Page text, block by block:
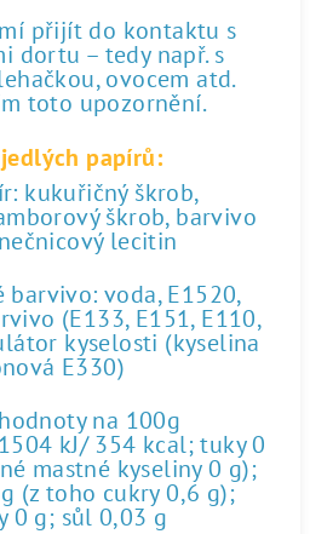
přijít do kontaktu s
dortu – tedy např. s
ovocem atd.
toto upozornění.
papírů:
kukuřičný škrob,
škrob, barvivo
lecitin
voda, E1520,
(E133, E151, E110,
kyselosti (kyselina
E330)
na 100g
kJ/ 354 kcal; tuky 0
mastné kyseliny 0 g);
(z toho cukry 0,6 g);
0 g; sůl 0,03 g